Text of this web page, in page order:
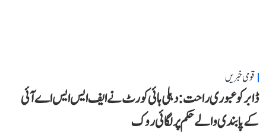
قومی خبریں
ڈابر کو عبوری راحت: دہلی ہائی کورٹ نے ایف ایس ایس اے آئی
کے پابندی والے حکم پر لگائی روک